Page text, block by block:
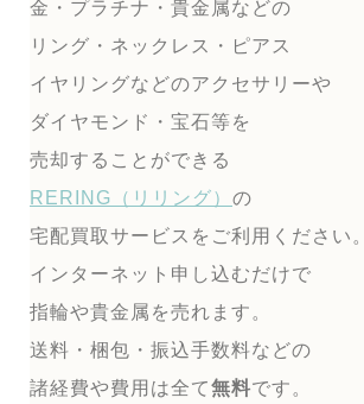
金・プラチナ・貴金属などの
リング・ネックレス・ピアス
イヤリングなどのアクセサリーや
ダイヤモンド・宝石等を
売却することができる
RERING（リリング） の
宅配買取サービスをご利用ください。
インターネット申し込むだけで
指輪や貴金属を売れます。
送料・梱包・振込手数料などの
諸経費や費用は全て無料です。